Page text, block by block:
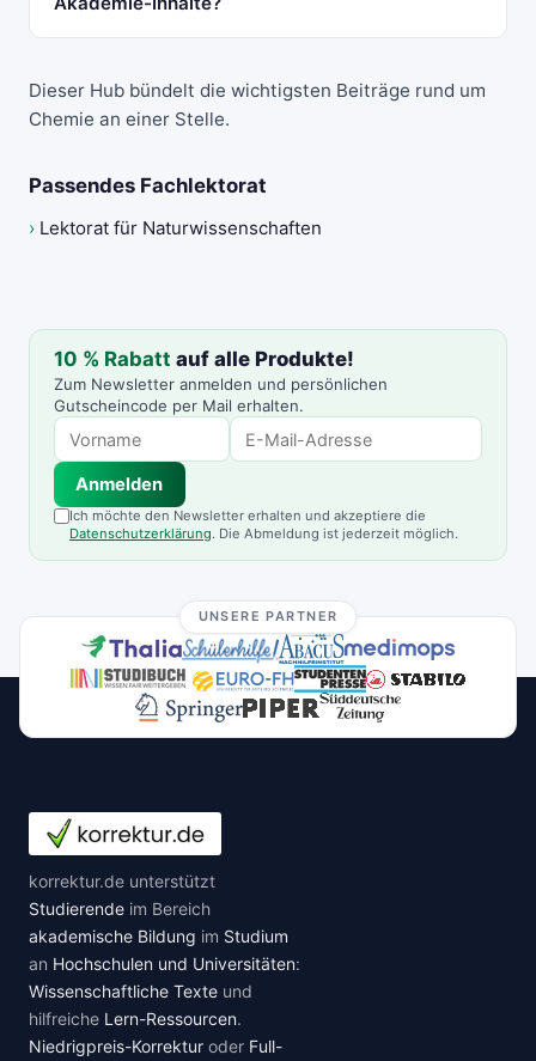
Dieser Hub bündelt die wichtigsten Beiträge rund um
Chemie an einer Stelle.
Passendes Fachlektorat
› Lektorat für Naturwissenschaften
10 % Rabatt auf alle Produkte!
Zum Newsletter anmelden und persönlichen
Gutscheincode per Mail erhalten.
Anmelden
Ich möchte den Newsletter erhalten und akzeptiere die
Datenschutzerklärung. Die Abmeldung ist jederzeit möglich.
UNSERE PARTNER
korrektur.de unterstützt
Studierende im Bereich
akademische Bildung im Studium
an Hochschulen und Universitäten:
Wissenschaftliche Texte und
hilfreiche Lern-Ressourcen.
Niedrigpreis-Korrektur oder Full-